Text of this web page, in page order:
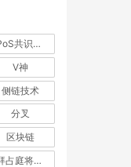
PoS共识机制
V神
侧链技术
分叉
区块链
拜占庭将军问题